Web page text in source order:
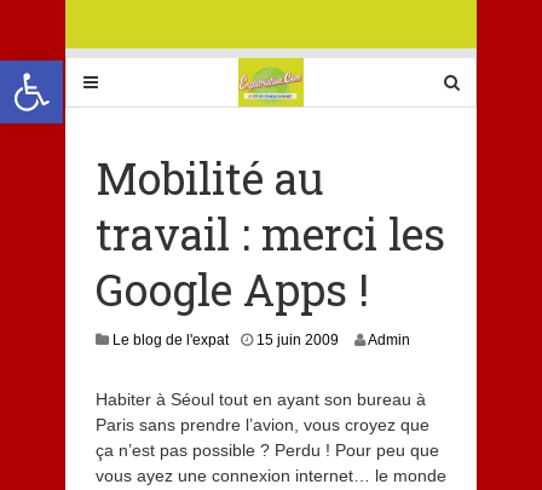
Ouvrir la barre d’outils
Mobilité au
travail : merci les
Google Apps !
Le blog de l'expat 15 juin 2009 Admin
Habiter à Séoul tout en ayant son bureau à
Paris sans prendre l’avion, vous croyez que
ça n’est pas possible ? Perdu ! Pour peu que
vous ayez une connexion internet… le monde